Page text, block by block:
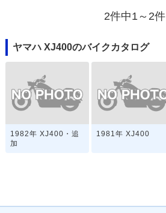
2件中1～2件
ヤマハ XJ400のバイクカタログ
1982年 XJ400・追
加
1981年 XJ400